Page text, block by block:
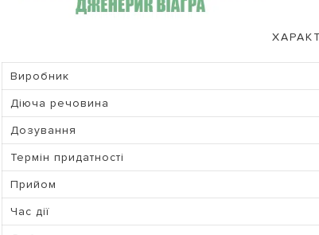
Виробник
Діюча речовина
Дозування
Термін придатності
Прийом
Час дії